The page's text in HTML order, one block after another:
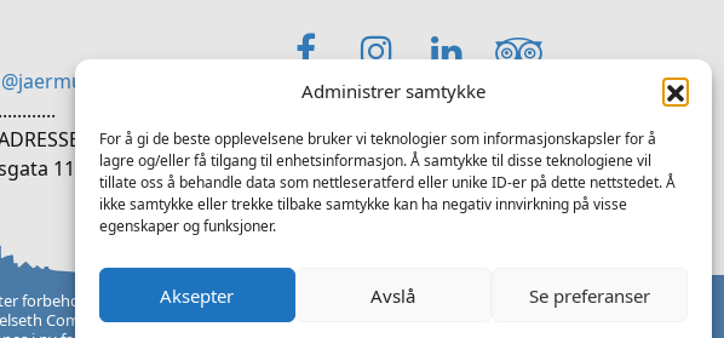
Administrer samtykke
For å gi de beste opplevelsene bruker vi teknologier som informasjonskapsler for å
lagre og/eller få tilgang til enhetsinformasjon. Å samtykke til disse teknologiene vil
tillate oss å behandle data som nettleseratferd eller unike ID-er på dette nettstedet. Å
ikke samtykke eller trekke tilbake samtykke kan ha negativ innvirkning på visse
egenskaper og funksjoner.
Aksepter Avslå Se preferanser
11, 4344 Bryne
Facebook
Instagram
LinkedIn
YouTube
forbeholdt
Computers-Personvern